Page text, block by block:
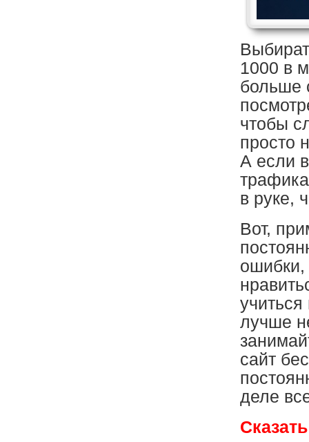
1000 в
больше
чтобы
просто
А если
в руке,
Вот,
ошибки,
лучше
сайт
деле